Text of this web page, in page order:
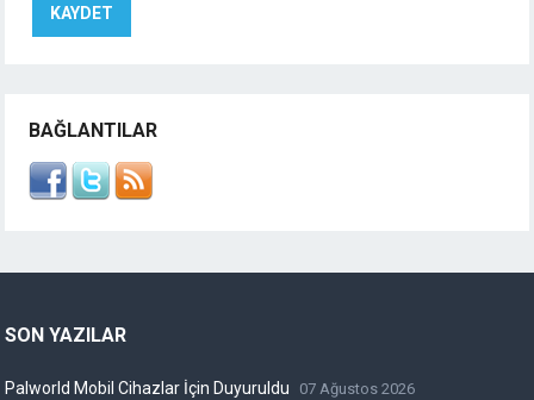
BAĞLANTILAR
SON YAZILAR
Palworld Mobil Cihazlar İçin Duyuruldu 07 Ağustos 2026